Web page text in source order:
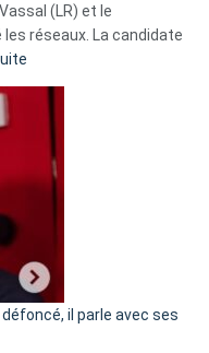
(LR) et le
réseaux. La candidate
d’alliance
secrète
«
C’estil parle avec ses